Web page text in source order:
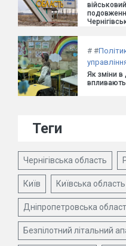
# #
Як зміни в
впливають
Теги
Чернігівська область
Київ Київська область
Дніпропетровська
Безпілотний літальний